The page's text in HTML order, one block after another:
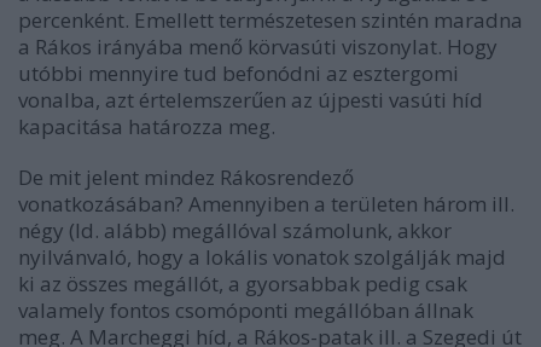
percenként. Emellett természetesen szintén maradna
a Rákos irányába menő körvasúti viszonylat. Hogy
utóbbi mennyire tud befonódni az esztergomi
vonalba, azt értelemszerűen az újpesti vasúti híd
kapacitása határozza meg.
De mit jelent mindez Rákosrendező
vonatkozásában? Amennyiben a területen három ill.
négy (ld. alább) megállóval számolunk, akkor
nyilvánvaló, hogy a lokális vonatok szolgálják majd
ki az összes megállót, a gyorsabbak pedig csak
valamely fontos csomóponti megállóban állnak
meg. A Marcheggi híd, a Rákos-patak ill. a Szegedi út